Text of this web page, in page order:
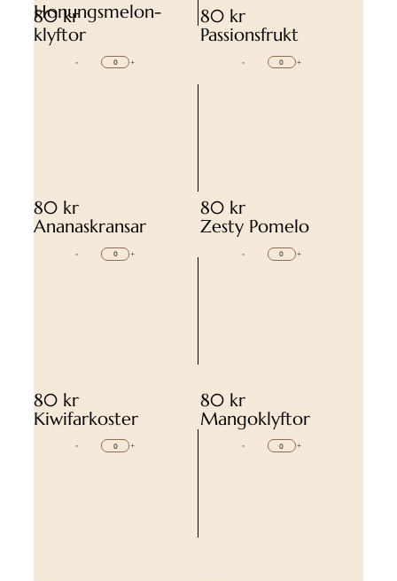
80 kr
Honungsmelon-
klyftor
- +
80 kr
Passionsfrukt
- +
80 kr
Ananaskransar
- +
80 kr
Zesty Pomelo
- +
80 kr
Kiwifarkoster
- +
80 kr
Mangoklyftor
- +